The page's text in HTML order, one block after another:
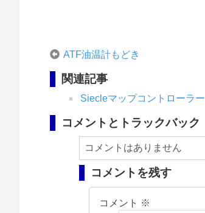
ATF油温計もどき
関連記事
Siecleマップコントローラー
コメントとトラックバック
コメントはありません
コメントを残す
コメント ※